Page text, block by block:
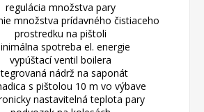
regulácia množstva pary
množstva prídavného čistiaceho
prostredku na pištoli
spotreba el. energie
vypúštací ventil boilera
nádrž na saponát
s pištolou 10 m vo výbave
nastavitelná teplota pary